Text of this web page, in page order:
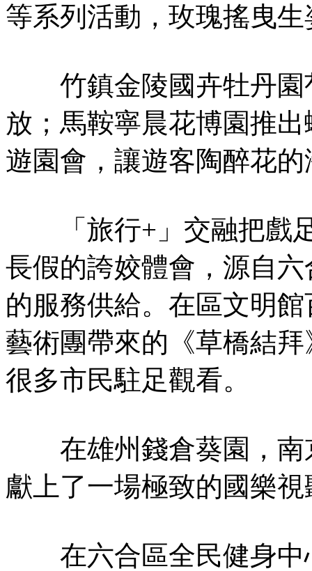
等系列活動，玫瑰搖曳
竹鎮金陵國卉牡丹園
放；馬鞍寧晨花博園推
遊園會，讓遊客陶醉花的
「旅行+」交融把戲足
長假的誇姣體會，源自
的服務供給。在區文明
藝術團帶來的《草橋結
很多市民駐足觀看。
在雄州錢倉葵園，南
獻上了一場極致的國樂
在六合區全民健身中